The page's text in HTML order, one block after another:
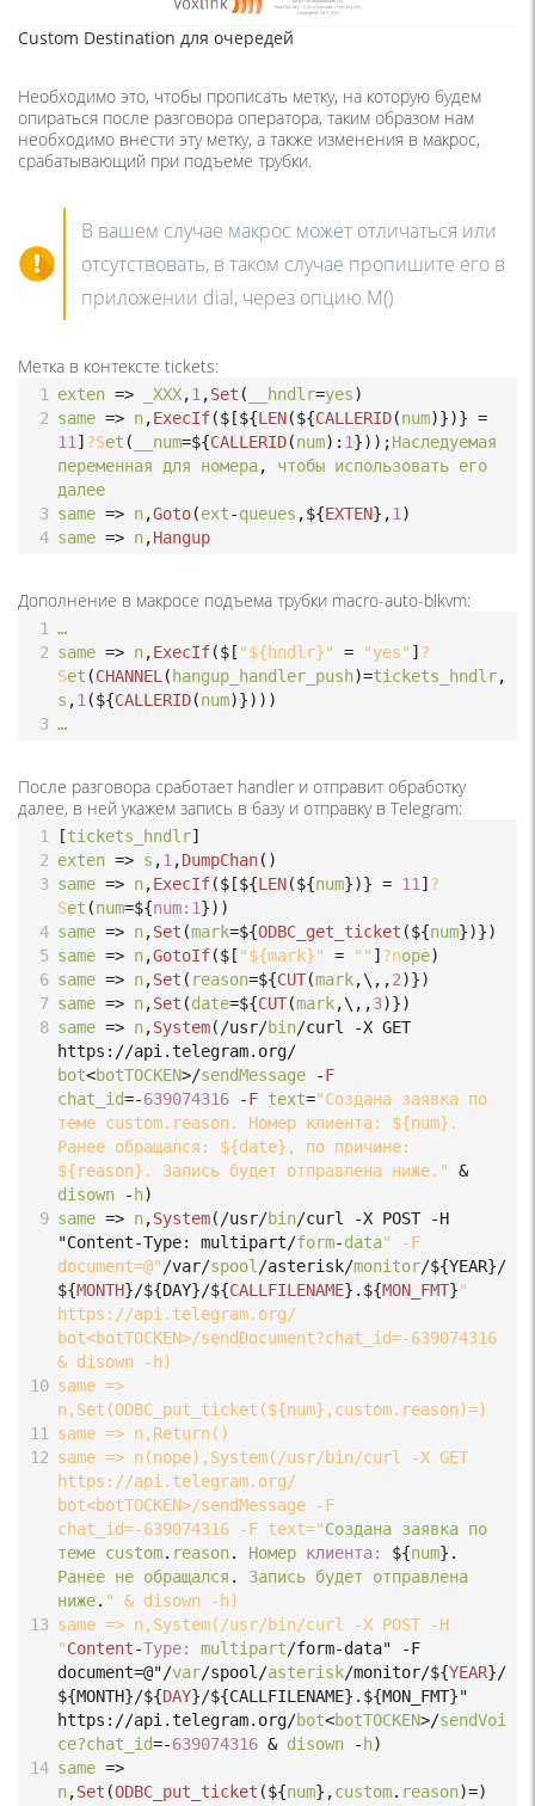
Custom Destination для очередей
Необходимо это, чтобы прописать метку, на которую будем
опираться после разговора оператора, таким образом нам
необходимо внести эту метку, а также изменения в макрос,
срабатывающий при подъеме трубки.
В вашем случае макрос может отличаться или
отсутствовать, в таком случае пропишите его в
приложении dial, через опцию M()
Метка в контексте tickets:
1 exten => _XXX,1,Set ( __hndlr=yes)
2 same => n,ExecIf($[${LEN(${CALLERID(num)})} =
11] ?Set ( __num=${CALLERID(num) : 1}));Наследуемая
переменная для номера, чтобы использовать его
далее
3 same => n,Goto(ext-queues ,${EXTEN},1)
4 same => n,Hangup
Дополнение в макросе подъема трубки macro-auto-blkvm:
1 …
2 same => n,ExecIf($[ "${hndlr}" = "yes" ] ?
Set (CHANNEL( hangup_handler_push)=tickets_hndlr,
s ,1(${CALLERID(num)})))
3 …
После разговора сработает handler и отправит обработку
далее, в ней укажем запись в базу и отправку в Telegram:
1 [tickets_hndlr]
2 exten => s ,1,DumpChan()
3 same => n,ExecIf($[${LEN(${num})} = 11] ?
Set (num=${num: 1}))
4 same => n,Set (mark=${ODBC_get_ticket (${num})})
5 same => n,GotoIf($[ "${mark}" = "" ] ?nope)
6 same => n,Set ( reason=${CUT(mark,\,,2)})
7 same => n,Set (date=${CUT(mark,\,,3)})
8 same => n,System(/usr/bin/curl -X GET
https://api.telegram.org/
bot<botTOCKEN>/sendMessage -F
chat_id=-639074316 -F text="Создана заявка по
теме custom.reason. Номер клиента: ${num}.
Ранее обращался: ${date}, по причине:
${reason}. Запись будет отправлена ниже."
&
disown
- h)
9 same => n,System(/usr/bin/curl -X POST -H
"Content-Type: multipart/form-data" -F
document=@"/var/spool/asterisk/monitor/${YEAR}/
${MONTH}/${DAY}/${CALLFILENAME} . ${MON_FMT}"
https://api.telegram.org/
bot<botTOCKEN>/sendDocument?chat_id=-639074316
& disown -h)
10 same =>
n,Set(ODBC_put_ticket(${num},custom.reason)=)
11 same => n,Return()
12 same => n(nope),System(/usr/bin/curl -X GET
https://api.telegram.org/
bot<botTOCKEN>/sendMessage -F
chat_id=-639074316 -F text="Создана заявка по
теме custom. reason. Номер клиента: ${num} .
Ранее не обращался . Запись будет
отправлена
ниже. " & disown -h)
13 same => n,System(/usr/bin/curl -X POST -H
"Content-Type: multipart/form-data" -F
document=@"/var/spool/asterisk/monitor/${YEAR}/
${MONTH}/${DAY}/${CALLFILENAME}.${MON_FMT}"
https://api.telegram.org/bot<botTOCKEN>/sendVoi
ce?chat_id=-639074316 & disown - h)
14 same =>
n,Set (ODBC_put_ticket (${num},custom. reason)=)